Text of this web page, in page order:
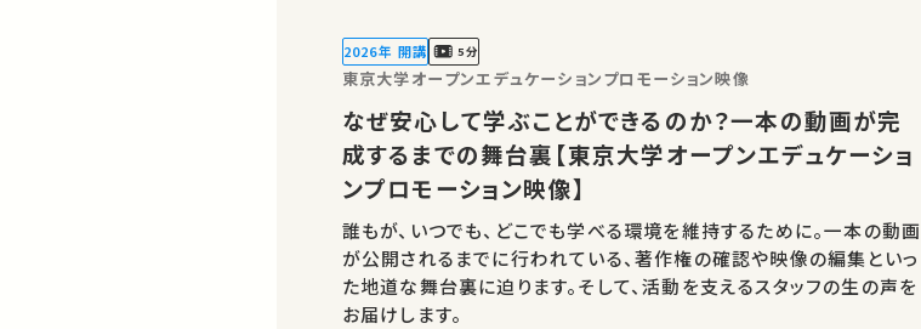
2026年 開講 5分
東京大学オープンエデュケーションプロモーション映像
なぜ安心して学ぶことができるのか？一本の動画が完
成するまでの舞台裏【東京大学オープンエデュケーショ
ンプロモーション映像】
誰もが、いつでも、どこでも学べる環境を維持するために。一本の動画
が公開されるまでに行われている、著作権の確認や映像の編集といっ
た地道な舞台裏に迫ります。そして、活動を支えるスタッフの生の声を
お届けします。